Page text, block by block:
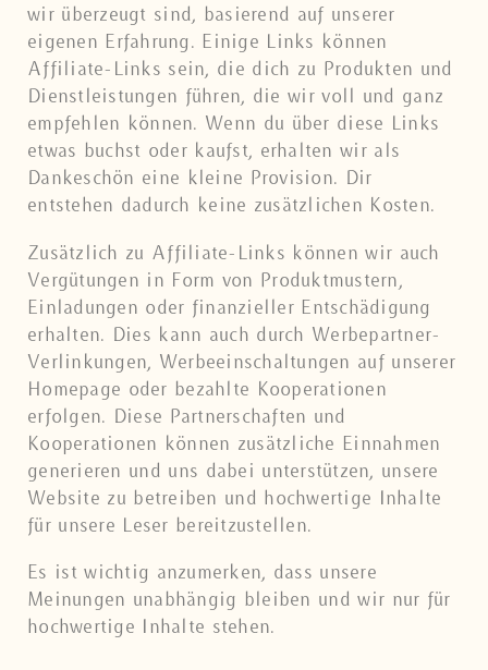
wir überzeugt sind, basierend auf unserer
eigenen Erfahrung. Einige Links können
Affiliate-Links sein, die dich zu Produkten und
Dienstleistungen führen, die wir voll und ganz
empfehlen können. Wenn du über diese Links
etwas buchst oder kaufst, erhalten wir als
Dankeschön eine kleine Provision. Dir
entstehen dadurch keine zusätzlichen Kosten.
Zusätzlich zu Affiliate-Links können wir auch
Vergütungen in Form von Produktmustern,
Einladungen oder finanzieller Entschädigung
erhalten. Dies kann auch durch Werbepartner-
Verlinkungen, Werbeeinschaltungen auf unserer
Homepage oder bezahlte Kooperationen
erfolgen. Diese Partnerschaften und
Kooperationen können zusätzliche Einnahmen
generieren und uns dabei unterstützen, unsere
Website zu betreiben und hochwertige Inhalte
für unsere Leser bereitzustellen.
Es ist wichtig anzumerken, dass unsere
Meinungen unabhängig bleiben und wir nur für
hochwertige Inhalte stehen.